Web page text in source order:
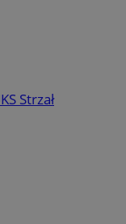
Strzał